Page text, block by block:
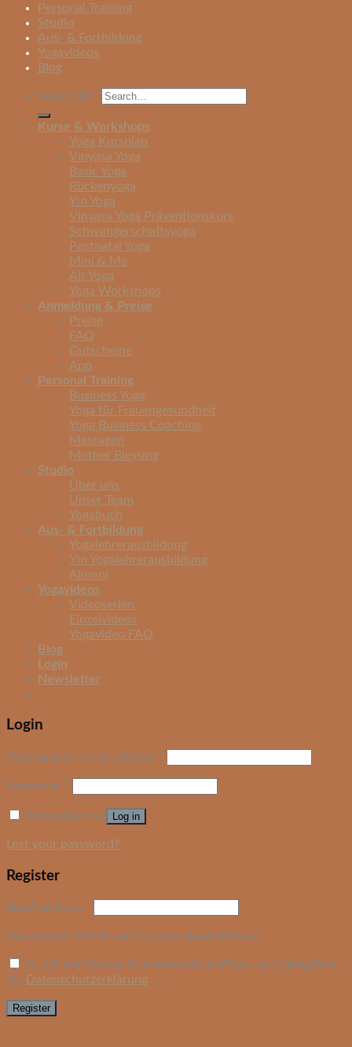
Personal Training
Studio
Aus- & Fortbildung
Yogavideos
Blog
Search for:
Kurse & Workshops
Yoga Kursplan
Vinyasa Yoga
Basic Yoga
Rückenyoga
Yin Yoga
Vinyasa Yoga Präventionskurs
Schwangerschaftsyoga
Postnatal Yoga
Mini & Me
Air Yoga
Yoga Workshops
Anmeldung & Preise
Preise
FAQ
Gutscheine
App
Personal Training
Business Yoga
Yoga für Frauengesundheit
Yoga Business Coaching
Massagen
Mother Blessing
Studio
Über uns
Unser Team
Yogabuch
Aus- & Fortbildung
Yogalehrerausbildung
Yin Yogalehrerausbildung
Alumni
Yogavideos
Videoserien
Einzelvideos
Yogavideo FAQ
Blog
Login
Newsletter
Login
Username or email address *
Password *
Remember me Log in
Lost your password?
Register
Email address *
A password will be sent to your email address.
Ja, ich möchte ein Kundenkonto eröffnen und akzeptiere
die Datenschutzerklärung. *
Register